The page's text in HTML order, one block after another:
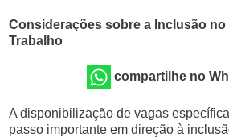
Considerações sobre a Inclusão no
Trabalho
compartilhe no
A disponibilização de vagas
passo importante em direção à